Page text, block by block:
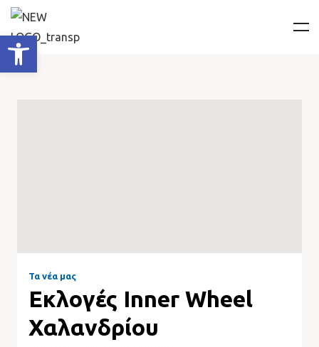
Τα νέα μας
Εκλογές Inner Wheel
Χαλανδρίου
Ανοίξτε τη γραμμή εργαλείων